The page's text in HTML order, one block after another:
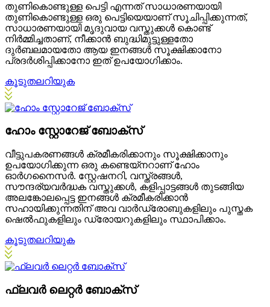
തുണികൊണ്ടുള്ള പെട്ടി എന്നത് സാധാരണയായി
തുണികൊണ്ടുള്ള ഒരു പെട്ടിയെയാണ് സൂചിപ്പിക്കുന്നത്,
സാധാരണയായി മൃദുവായ വസ്തുക്കൾ കൊണ്ട്
നിർമ്മിച്ചതാണ്, നീക്കാൻ ബുദ്ധിമുട്ടുള്ളതോ
ദുർബലമായതോ ആയ ഇനങ്ങൾ സൂക്ഷിക്കാനോ
പ്രദർശിപ്പിക്കാനോ ഇത് ഉപയോഗിക്കാം.
കൂടുതലറിയുക
ഹോം സ്റ്റോറേജ് ബോക്സ്
വീട്ടുപകരണങ്ങൾ ക്രമീകരിക്കാനും സൂക്ഷിക്കാനും
ഉപയോഗിക്കുന്ന ഒരു കണ്ടെയ്‌നറാണ് ഹോം
ഓർഗനൈസർ. സ്റ്റേഷനറി, വസ്ത്രങ്ങൾ,
സൗന്ദര്യവർദ്ധക വസ്തുക്കൾ, കളിപ്പാട്ടങ്ങൾ തുടങ്ങിയ
അലങ്കോലപ്പെട്ട ഇനങ്ങൾ ക്രമീകരിക്കാൻ
സഹായിക്കുന്നതിന് അവ വാർഡ്രോബുകളിലും പുസ്തക
ഷെൽഫുകളിലും ഡ്രോയറുകളിലും സ്ഥാപിക്കാം.
കൂടുതലറിയുക
ഫ്ലവർ ലെറ്റർ ബോക്സ്